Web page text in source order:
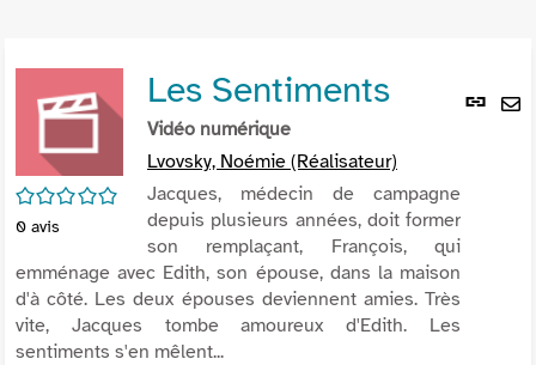
Lien
/5
0 avis
Les Sentiments
Vidéo numérique
Lvovsky, Noémie (Réalisateur)
Jacques, médecin de campagne
depuis plusieurs années, doit former
son remplaçant, François, qui
emménage avec Edith, son épouse, dans la maison
d'à côté. Les deux épouses deviennent amies. Très
vite, Jacques tombe amoureux d'Edith. Les
sentiments s'en mêlent...